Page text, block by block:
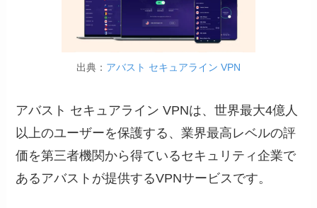
出典： アバスト セキュアライン VPN
アバスト セキュアライン VPNは、世界最大4億人
以上のユーザーを保護する、業界最高レベルの評
価を第三者機関から得ているセキュリティ企業で
あるアバストが提供するVPNサービスです。